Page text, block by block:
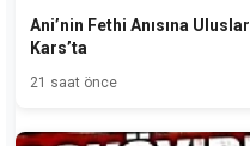
Ani’nin Fethi Anısına
Kars’ta
21 saat önce